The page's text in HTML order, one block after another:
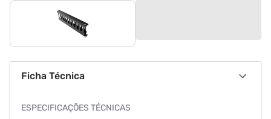
Ficha Técnica
ESPECIFICAÇÕES TÉCNICAS